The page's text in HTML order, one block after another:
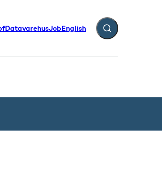
DatavarehusJobEnglish Fold søgefelt ud